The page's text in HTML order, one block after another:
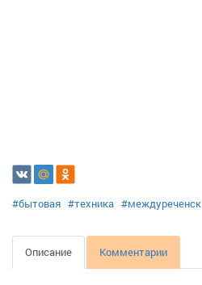
#бытовая #техника #междуреченск
Описание Комментарии